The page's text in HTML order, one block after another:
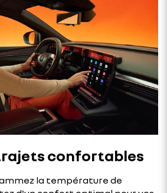
confortables
la température de